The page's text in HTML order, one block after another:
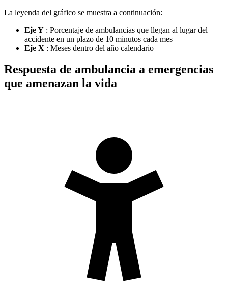
La leyenda del gráfico se muestra a continuación:
Eje Y : Porcentaje de ambulancias que llegan al lugar del
accidente en un plazo de 10 minutos cada mes
Eje X : Meses dentro del año calendario
Respuesta de ambulancia a emergencias
que amenazan la vida